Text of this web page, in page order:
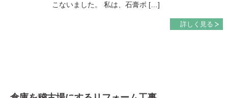
こないました。 私は、石膏ボ […]
詳しく見る